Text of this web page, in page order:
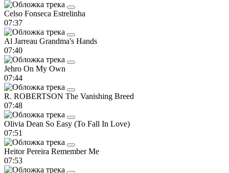
Celso Fonseca Estrelinha
07:37
Al Jarreau Grandma's Hands
07:40
Jehro On My Own
07:44
R. ROBERTSON The Vanishing Breed
07:48
Olivia Dean So Easy (To Fall In Love)
07:51
Heitor Pereira Remember Me
07:53